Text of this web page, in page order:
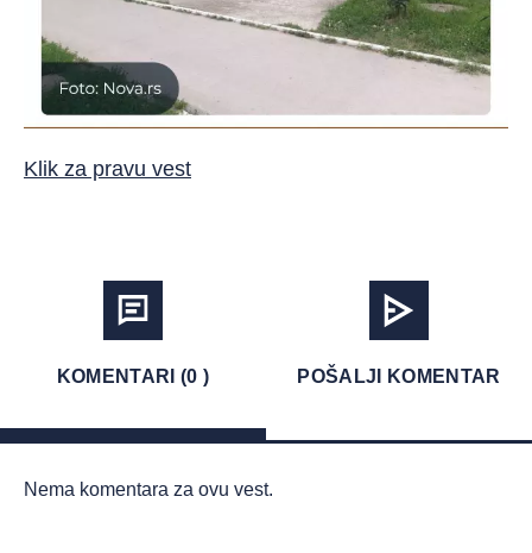
Klik za pravu vest
KOMENTARI (0 ) POŠALJI KOMENTAR
Nema komentara za ovu vest.